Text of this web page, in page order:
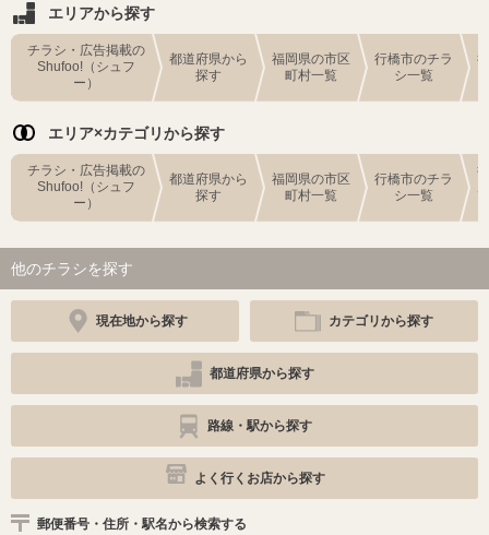
エリアから探す
チラシ・広告掲載の
Shufoo!（シュフ
ー）
都道府県から
探す
福岡県の市区
町村一覧
行橋市のチラ
シ一覧
エリア×カテゴリから探す
チラシ・広告掲載の
Shufoo!（シュフ
ー）
都道府県から
探す
福岡県の市区
町村一覧
行橋市のチラ
シ一覧
他のチラシを探す
現在地から探す カテゴリから探す
都道府県から探す
路線・駅から探す
よく行くお店から探す
郵便番号・住所・駅名から検索する